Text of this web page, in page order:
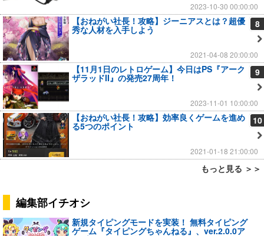
2023-10-30 00:00:00
8
【おねがい社長！攻略】ジーニアスとは？超優
秀な人材を入手しよう
2021-04-08 20:00:00
9
【11月1日のレトロゲーム】今日はPS『アーク
ザラッドII』の発売27周年！
2023-11-01 10:00:00
10
【おねがい社長！攻略】効率良くゲームを進め
る5つのポイント
2021-01-18 21:00:00
もっと見る ＞＞
編集部イチオシ
新規タイピングモードを実装！ 無料タイピング
ゲーム『タイピングちゃんねる』、ver.2.0.0ア